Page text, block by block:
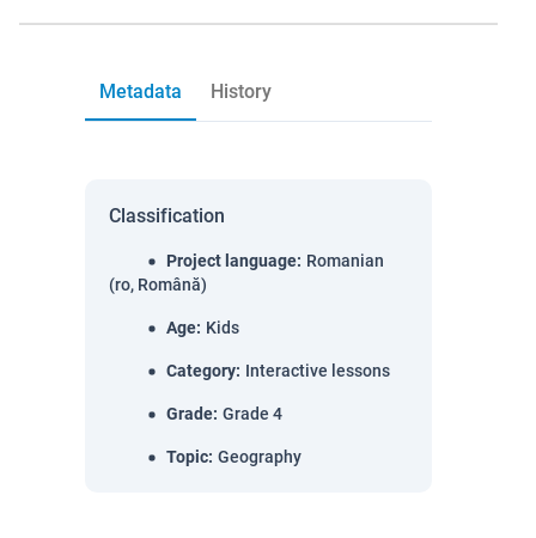
Metadata History
Classification
Project language: Romanian
(ro, Română)
Age: Kids
Category: Interactive lessons
Grade: Grade 4
Topic: Geography